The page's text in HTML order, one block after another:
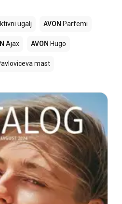
ugalj AVON Parfemi
Ajax AVON Hugo
mast